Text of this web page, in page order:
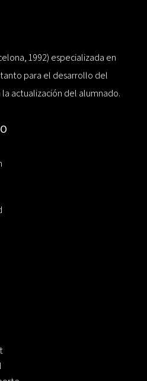
1992) especializada en
para el desarrollo del
actualización del alumnado.